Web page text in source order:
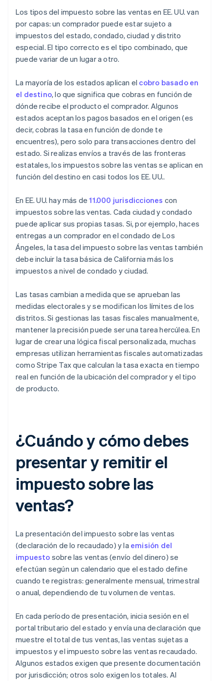
Los tipos del impuesto sobre las ventas en EE. UU. van
por capas: un comprador puede estar sujeto a
impuestos del estado, condado, ciudad y distrito
especial. El tipo correcto es el tipo combinado, que
puede variar de un lugar a otro.
La mayoría de los estados aplican el cobro basado en
el destino, lo que significa que cobras en función de
dónde recibe el producto el comprador. Algunos
estados aceptan los pagos basados en el origen (es
decir, cobras la tasa en función de donde te
encuentres), pero solo para transacciones dentro del
estado. Si realizas envíos a través de las fronteras
estatales, los impuestos sobre las ventas se aplican en
función del destino en casi todos los EE. UU..
En EE. UU. hay más de11.000 jurisdicciones con
impuestos sobre las ventas. Cada ciudad y condado
puede aplicar sus propias tasas. Si, por ejemplo, haces
entregas a un comprador en el condado de Los
Ángeles, la tasa del impuesto sobre las ventas también
debe incluir la tasa básica de California más los
impuestos a nivel de condado y ciudad.
Las tasas cambian a medida que se aprueban las
medidas electorales y se modifican los límites de los
distritos. Si gestionas las tasas fiscales manualmente,
mantener la precisión puede ser una tarea hercúlea. En
lugar de crear una lógica fiscal personalizada, muchas
empresas utilizan herramientas fiscales automatizadas
como Stripe Tax que calculan la tasa exacta en tiempo
real en función de la ubicación del comprador y el tipo
de producto.
¿Cuándo y cómo debes
presentar y remitir el
impuesto sobre las
ventas?
La presentación del impuesto sobre las ventas
(declaración de lo recaudado) y la emisión del
impuesto sobre las ventas (envío del dinero) se
efectúan según un calendario que el estado define
cuando te registras: generalmente mensual, trimestral
o anual, dependiendo de tu volumen de ventas.
En cada período de presentación, inicia sesión en el
portal tributario del estado y envía una declaración que
muestre el total de tus ventas, las ventas sujetas a
impuestos y el impuesto sobre las ventas recaudado.
Algunos estados exigen que presente documentación
por jurisdicción; otros solo exigen los totales. Al